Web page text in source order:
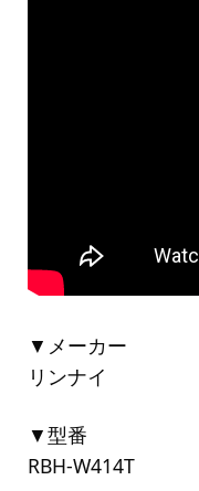
▼メーカー
リンナイ
▼型番
RBH-W414T